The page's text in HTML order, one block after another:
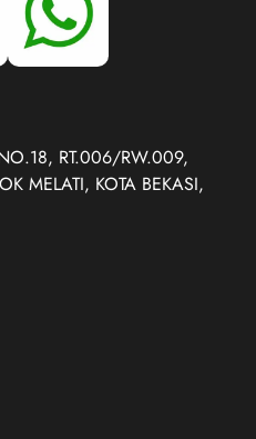
RT.006/RW.009,
MELATI, KOTA BEKASI,